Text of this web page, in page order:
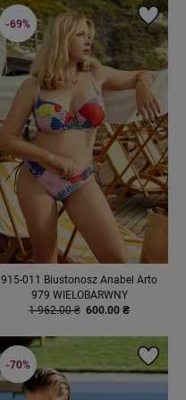
915-011 Biustonosz Anabel Arto
979 WIELOBARWNY
1 962.00 ₴ 600.00 ₴
-69%
-70%